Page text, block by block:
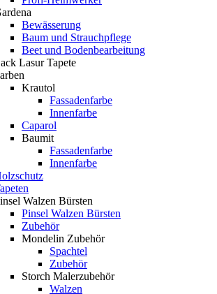
Bewässerung
Baum und Strauchpflege
Beet und Bodenbearbeitung
Lasur Tapete
Krautol
Fassadenfarbe
Innenfarbe
Caparol
Baumit
Fassadenfarbe
Innenfarbe
Walzen Bürsten
Pinsel Walzen Bürsten
Zubehör
Mondelin Zubehör
Spachtel
Zubehör
Storch Malerzubehör
Walzen